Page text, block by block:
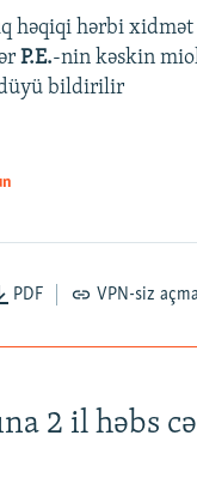
həqiqi hərbi
P.E.-nin kəskin
bildirilir
PDF VPN-siz
2 il həbs